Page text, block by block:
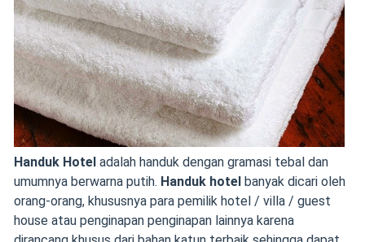
Handuk Hoteladalah handuk dengan gramasi tebal dan
umumnya berwarna putih. Handuk hotelbanyak dicari oleh
orang-orang, khususnya para pemilik hotel / villa / guest
house atau penginapan penginapan lainnya karena